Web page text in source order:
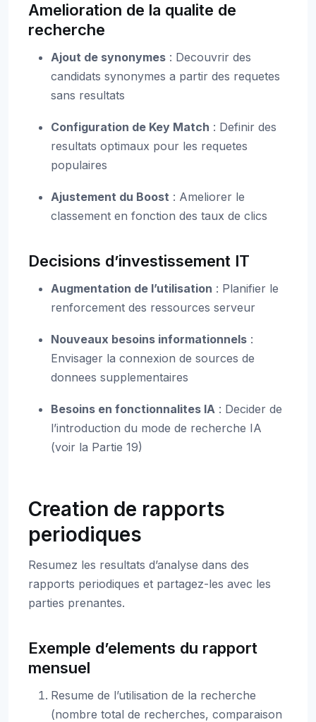
Amelioration de la qualite de
recherche
Ajout de synonymes : Decouvrir des
candidats synonymes a partir des requetes
sans resultats
Configuration de Key Match : Definir des
resultats optimaux pour les requetes
populaires
Ajustement du Boost : Ameliorer le
classement en fonction des taux de clics
Decisions d’investissement IT
Augmentation de l’utilisation : Planifier le
renforcement des ressources serveur
Nouveaux besoins informationnels :
Envisager la connexion de sources de
donnees supplementaires
Besoins en fonctionnalites IA : Decider de
l’introduction du mode de recherche IA
(voir la Partie 19)
Creation de rapports
periodiques
Resumez les resultats d’analyse dans des
rapports periodiques et partagez-les avec les
parties prenantes.
Exemple d’elements du rapport
mensuel
Resume de l’utilisation de la recherche
(nombre total de recherches, comparaison